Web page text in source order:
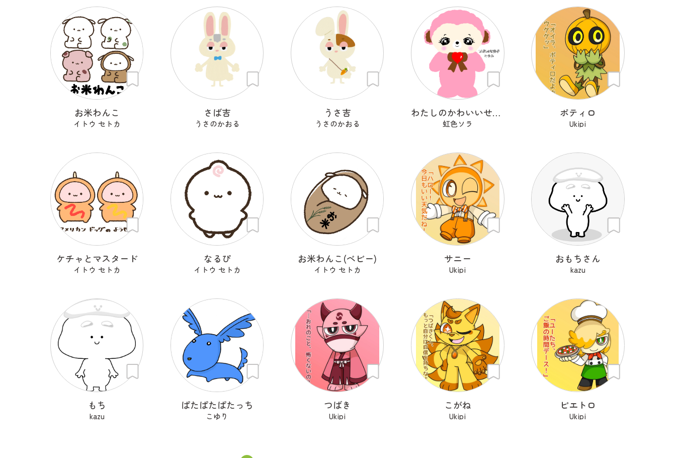
お米わんこ
イトウ セトカ
さば吉
うさのかおる
うさ吉
うさのかおる
わたしのかわいいせかい
虹色ソラ
ポティロ
Ukipi
ケチャとマスタード
イトウ セトカ
なるぴ
イトウ セトカ
お米わんこ(ベビー)
イトウ セトカ
サニー
Ukipi
おもちさん
kazu
もち
kazu
ぱたぱたぱたっち
こゆり
つばき
Ukipi
こがね
Ukipi
ピエトロ
Ukipi